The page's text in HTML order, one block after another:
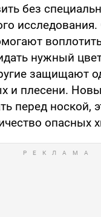
без
нужный
защищают
и плесени.
перед ноской,
опасных